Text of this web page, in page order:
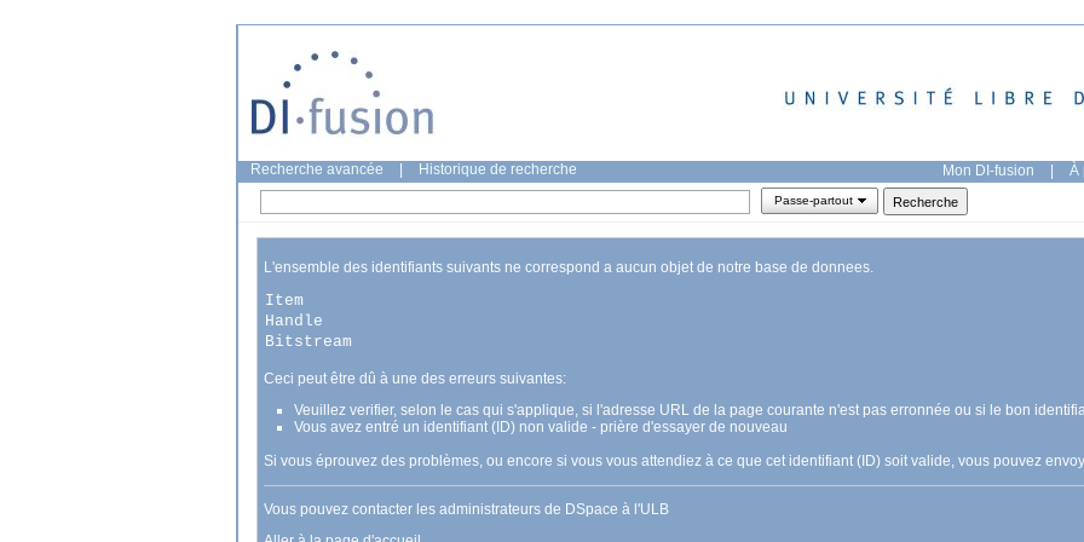
Recherche avancée Historique de recherche Mon DI-fusion | À
Passe-partout
L'ensemble des identifiants suivants ne correspond a aucun objet de notre base de donnees.
Item
Handle
Bitstream
Ceci peut être dû à une des erreurs suivantes:
Veuillez verifier, selon le cas qui s'applique, si l'adresse URL de la page courante n'est pas erronnée ou si le bon
Vous avez entré un identifiant (ID) non valide - prière d'essayer de nouveau
Si vous éprouvez des problèmes, ou encore si vous vous attendiez à ce que cet identifiant (ID) soit valide, vous pouvez
Vous pouvez contacter les administrateurs de DSpace à l'ULB